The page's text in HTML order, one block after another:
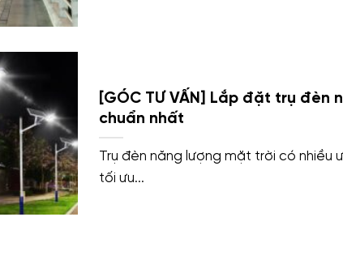
[GÓC TƯ VẤN] Lắp đặt trụ đèn
chuẩn nhất
Trụ đèn năng lượng mặt trời có nhiều
tối ưu...